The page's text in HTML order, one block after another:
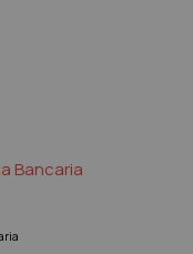
Bancaria